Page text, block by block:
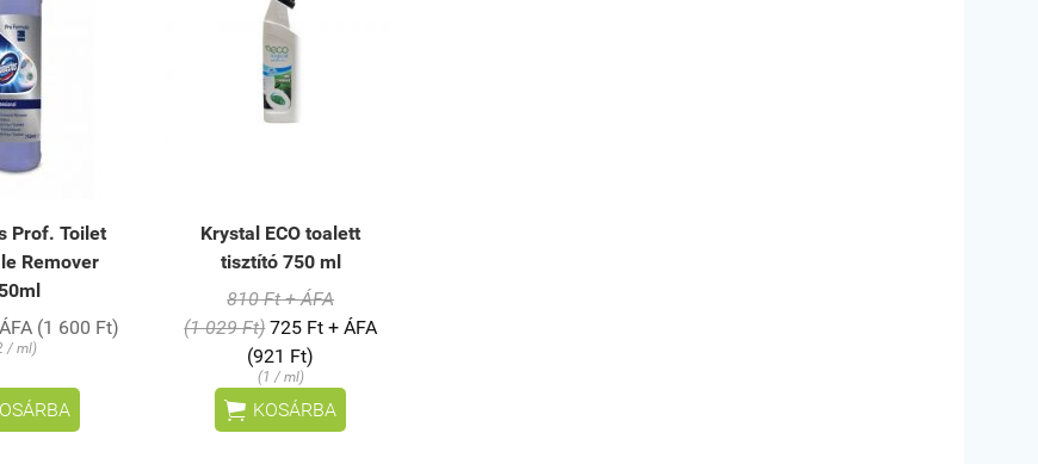
Prof. Toilet
Remover
(1 600 Ft)
/ ml)
Krystal ECO toalett
tisztító 750 ml
810 Ft + ÁFA
(1 029 Ft) 725 Ft + ÁFA
(921 Ft)
(1 / ml)
 KOSÁRBA